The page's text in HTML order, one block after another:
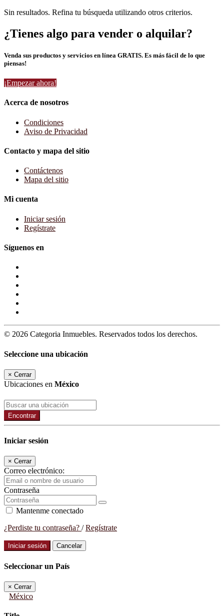
Sin resultados. Refina tu búsqueda utilizando otros criterios.
¿Tienes algo para vender o alquilar?
Venda sus productos y servicios en línea GRATIS. Es más fácil de lo que
piensas!
¡Empezar ahora!
Acerca de nosotros
Condiciones
Aviso de Privacidad
Contacto y mapa del sitio
Contáctenos
Mapa del sitio
Mi cuenta
Iniciar sesión
Regístrate
Síguenos en
© 2026 Categoria Inmuebles. Reservados todos los derechos.
Seleccione una ubicación
× Cerrar
Ubicaciones en México
Encontrar
Iniciar sesión
× Cerrar
Correo electrónico:
Contraseña
Mantenme conectado
¿Perdiste tu contraseña? /Regístrate
Iniciar sesión Cancelar
Seleccionar un País
× Cerrar
México